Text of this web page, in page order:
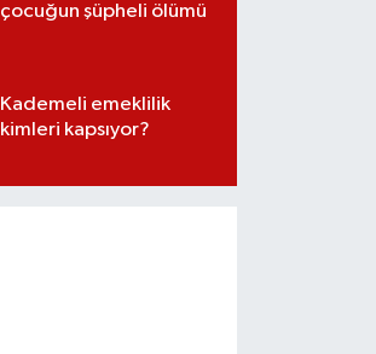
çocuğun şüpheli ölümü
Kademeli emeklilik
kimleri kapsıyor?